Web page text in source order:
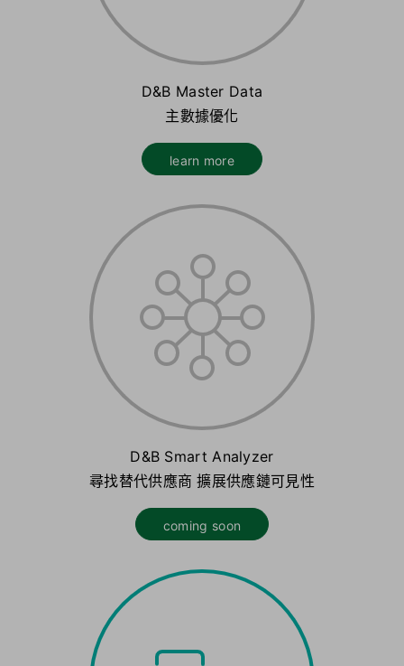
D&B Master Data
主數據優化
learn more
D&B Smart Analyzer
尋找替代供應商 擴展供應鏈可見性
coming soon